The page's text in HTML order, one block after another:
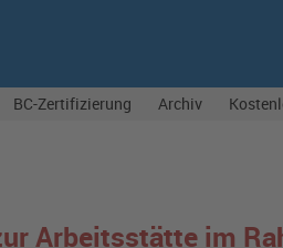
BC-Zertifizierung Archiv
Arbeitsstätte im